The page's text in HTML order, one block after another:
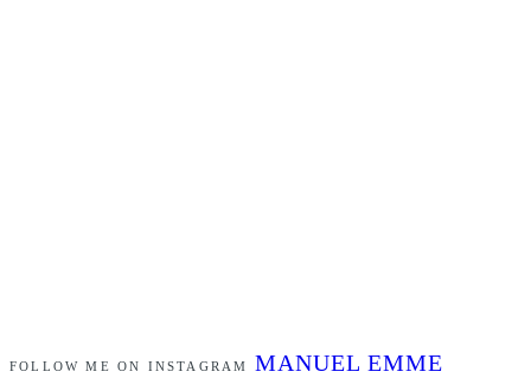
FOLLOW ME ON INSTAGRAM MANUEL EMME